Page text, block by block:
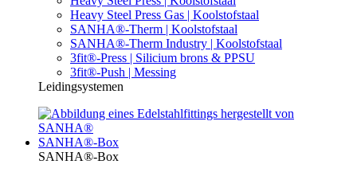
Heavy Steel Press Gas | Koolstofstaal
SANHA®-Therm | Koolstofstaal
SANHA®-Therm Industry | Koolstofstaal
3fit®-Press | Silicium brons & PPSU
3fit®-Push | Messing
Leidingsystemen
SANHA®-Box
SANHA®-Box